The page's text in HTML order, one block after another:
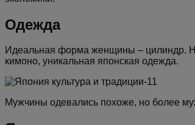
Одежда
Идеальная форма женщины – цилиндр.
кимоно, уникальная японская одежда.
Мужчины одевались похоже, но более